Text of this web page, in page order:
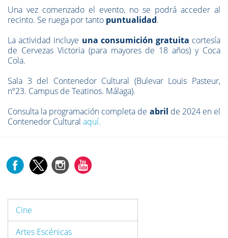
Una vez comenzado el evento, no se podrá acceder al
recinto. Se ruega por tanto puntualidad.
La actividad incluye una consumición gratuita cortesía
de Cervezas Victoria (para mayores de 18 años) y Coca
Cola.
Sala 3 del Contenedor Cultural (Bulevar Louis Pasteur,
nº23. Campus de Teatinos. Málaga).
Consulta la programación completa de abril de 2024 en el
Contenedor Cultural aquí.
Cine
Artes Escénicas